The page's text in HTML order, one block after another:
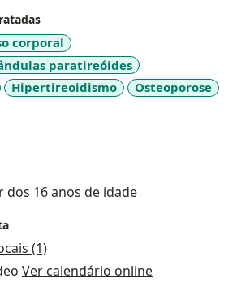
é realizar um
do paciente,
tratamento, a melhoria da
humana e ética.
o tratamento mais adequado
pacientes.
corporal
paratireóides
Hipertireoidismo Osteoporose
dos 16 anos de idade
(1)
Ver calendário online